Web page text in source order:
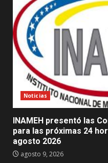
Noticias
INAMEH presentó las
para las próximas 24
agosto 2026
agosto 9, 2026